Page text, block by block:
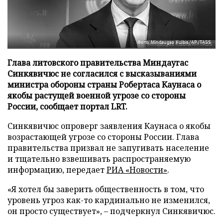
Фото: Mindaugas Kulbis/AP/TASS
Глава литовского правительства Миндаугас
Синкявичюс не согласился с высказываниями
министра обороны страны Робертаса Каунаса о
якобы растущей военной угрозе со стороны
России, сообщает портал LRT.
Синкявичюс опроверг заявления Каунаса о якобы
возрастающей угрозе со стороны России. Глава
правительства призвал не запугивать население
и тщательно взвешивать распространяемую
информацию, передаетРИА «Новости».
«Я хотел бы заверить общественность в том, что
уровень угроз как-то кардинально не изменился,
он просто существует», – подчеркнул Синкявичюс.